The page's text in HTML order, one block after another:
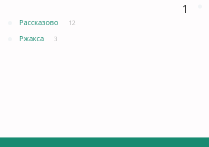
Рассказово 12
Ржакса 3
1